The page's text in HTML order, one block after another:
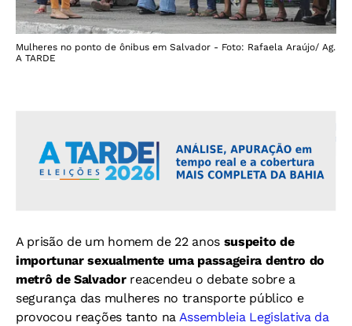
Mulheres no ponto de ônibus em Salvador - Foto: Rafaela Araújo/ Ag.
A TARDE
A prisão de um homem de 22 anos suspeito de
importunar sexualmente uma passageira dentro do
metrô de Salvadorreacendeu o debate sobre a
segurança das mulheres no transporte público e
provocou reações tanto na Assembleia Legislativa da